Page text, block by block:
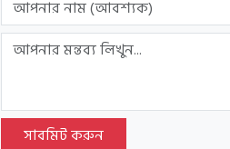
সাবমিট করুন